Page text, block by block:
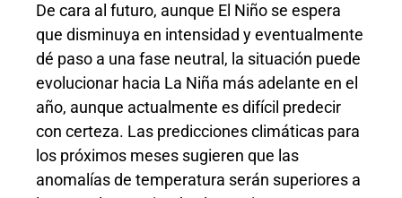
De cara al futuro, aunque El Niño se espera
que disminuya en intensidad y eventualmente
dé paso a una fase neutral, la situación puede
evolucionar hacia La Niña más adelante en el
año, aunque actualmente es difícil predecir
con certeza. Las predicciones climáticas para
los próximos meses sugieren que las
anomalías de temperatura serán superiores a